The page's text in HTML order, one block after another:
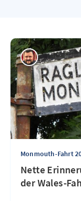
Monmouth-Fahrt
Nette
der Wales-